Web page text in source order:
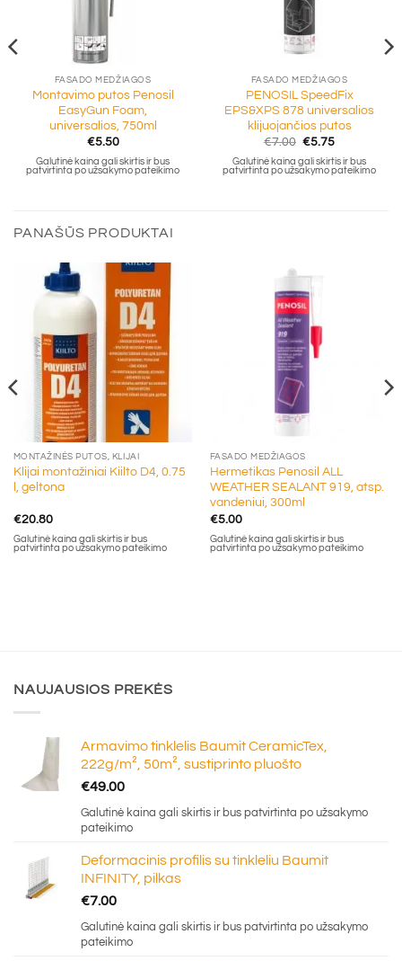
FASADO MEDŽIAGOS
Montavimo putos Penosil
EasyGun Foam,
universalios, 750ml
€5.50
Galutinė kaina gali skirtis ir bus
patvirtinta po užsakymo pateikimo
FASADO MEDŽIAGOS
PENOSIL SpeedFix
EPS&XPS 878 universalios
klijuojančios putos
€7.00 Original
was:
€7.00.
€5.75Current
is:
€5.75.
Galutinė kaina gali skirtis ir bus
patvirtinta po užsakymo pateikimo
PANAŠŪS PRODUKTAI
MONTAŽINĖS PUTOS, KLIJAI
Klijai montažiniai Kiilto D4, 0.75
l, geltona
€20.80
Galutinė kaina gali skirtis ir bus
patvirtinta po užsakymo pateikimo
FASADO MEDŽIAGOS
Hermetikas Penosil ALL
WEATHER SEALANT 919, atsp.
vandeniui, 300ml
€5.00
Galutinė kaina gali skirtis ir bus
patvirtinta po užsakymo pateikimo
NAUJAUSIOS PREKĖS
Armavimo tinklelis Baumit CeramicTex,
222g/m², 50m², sustiprinto pluošto
€49.00
Galutinė kaina gali skirtis ir bus patvirtinta po užsakymo
pateikimo
Deformacinis profilis su tinkleliu Baumit
INFINITY, pilkas
€7.00
Galutinė kaina gali skirtis ir bus patvirtinta po užsakymo
pateikimo